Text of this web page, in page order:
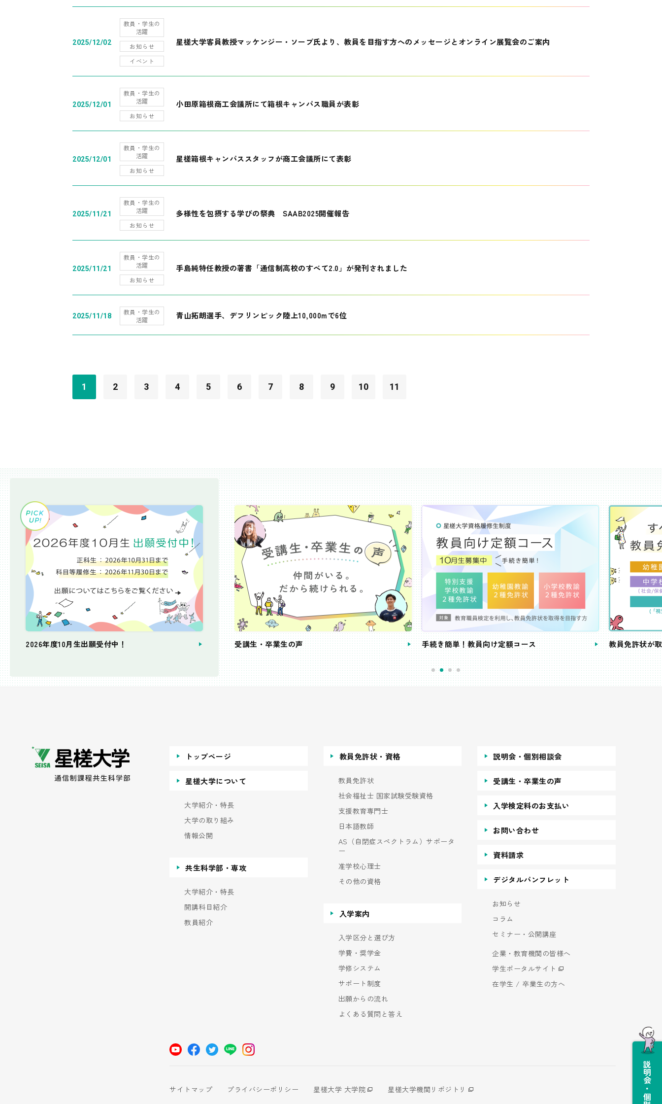
2025/12/02
教員・学生の
活躍
お知らせ
イベント
星槎大学客員教授マッケンジー・ソープ氏より、教員を目指す方へのメッセージとオンライン展覧会のご案内
2025/12/01
教員・学生の
活躍
お知らせ
小田原箱根商工会議所にて箱根キャンパス職員が表彰
2025/12/01
教員・学生の
活躍
お知らせ
星槎箱根キャンパススタッフが商工会議所にて表彰
2025/11/21
教員・学生の
活躍
お知らせ
多様性を包摂する学びの祭典 SAAB2025開催報告
2025/11/21
教員・学生の
活躍
お知らせ
手島純特任教授の著書「通信制高校のすべて2.0」が発刊されました
2025/11/18
教員・学生の
活躍
青山拓朗選手、デフリンピック陸上10,000mで6位
1 2 3 4 5 6 7 8 9 10 11
2026年度10月生出願受付中！
個別相談会 受講生・卒業生の声 手続き簡単！教員向け定額コース 教員免許状が
トップページ
星槎大学について
大学紹介・特長
大学の取り組み
情報公開
共生科学部・専攻
大学紹介・特長
開講科目紹介
教員紹介
教員免許状・資格
教員免許状
社会福祉士 国家試験受験資格
支援教育専門士
日本語教師
AS（自閉症スペクトラム）サポータ
ー
准学校心理士
その他の資格
入学案内
入学区分と選び方
学費・奨学金
学修システム
サポート制度
出願からの流れ
よくある質問と答え
説明会・個別相談会
受講生・卒業生の声
入学検定料のお支払い
お問い合わせ
資料請求
デジタルパンフレット
お知らせ
コラム
セミナー・公開講座
企業・教育機関の皆様へ
学生ポータルサイト
在学生 / 卒業生の方へ
サイトマップ プライバシーポリシー 星槎大学 大学院
星槎大学機関リポジトリ